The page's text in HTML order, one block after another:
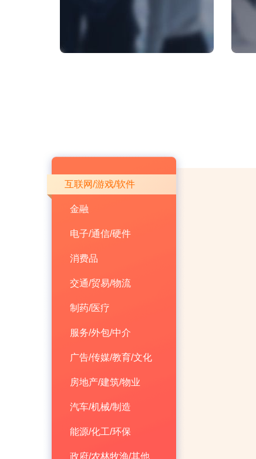
互联网/游戏/软件
金融
电子/通信/硬件
消费品
交通/贸易/物流
制药/医疗
服务/外包/中介
广告/传媒/教育/文化
房地产/建筑/物业
汽车/机械/制造
能源/化工/环保
政府/农林牧渔/其他